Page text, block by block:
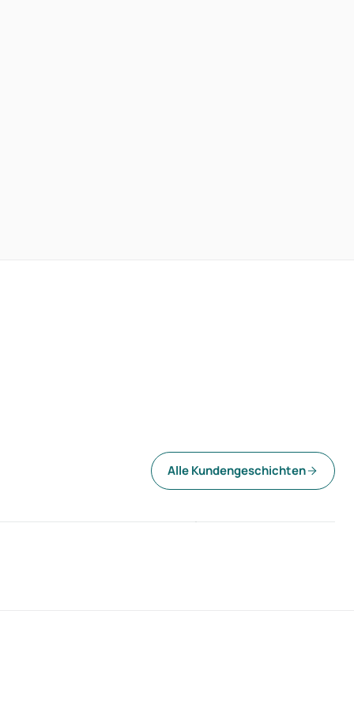
Alle Kundengeschichten
Fluktuation
frühzeitige Erkennung
Mehr
ohne zusätzliche Kosten